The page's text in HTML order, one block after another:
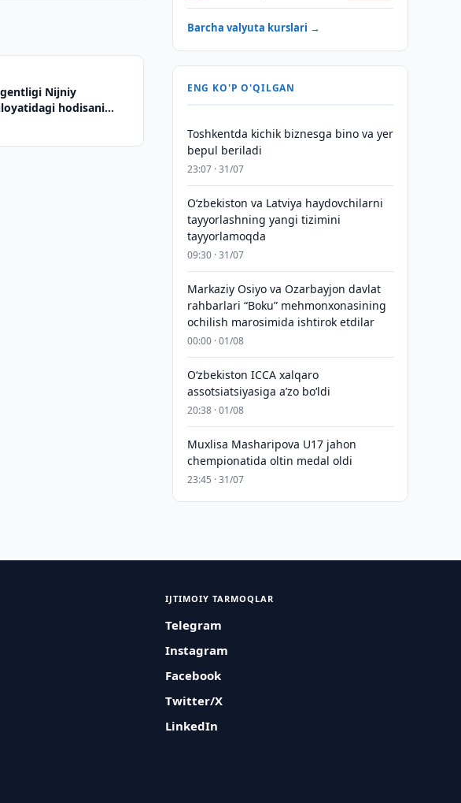
Nijniy
hodisani
Barcha valyuta kurslari →
ENG KO'P O'QILGAN
Toshkentda kichik biznesga bino va yer
bepul beriladi
23:07 · 31/07
Oʻzbekiston va Latviya haydovchilarni
tayyorlashning yangi tizimini
tayyorlamoqda
09:30 · 31/07
Markaziy Osiyo va Ozarbayjon davlat
rahbarlari “Boku” mehmonxonasining
ochilish marosimida ishtirok etdilar
00:00 · 01/08
O‘zbekiston ICCA xalqaro
assotsiatsiyasiga aʼzo bo‘ldi
20:38 · 01/08
Muxlisa Masharipova U17 jahon
chempionatida oltin medal oldi
23:45 · 31/07
IJTIMOIY TARMOQLAR
Telegram
Instagram
Facebook
Twitter/X
LinkedIn